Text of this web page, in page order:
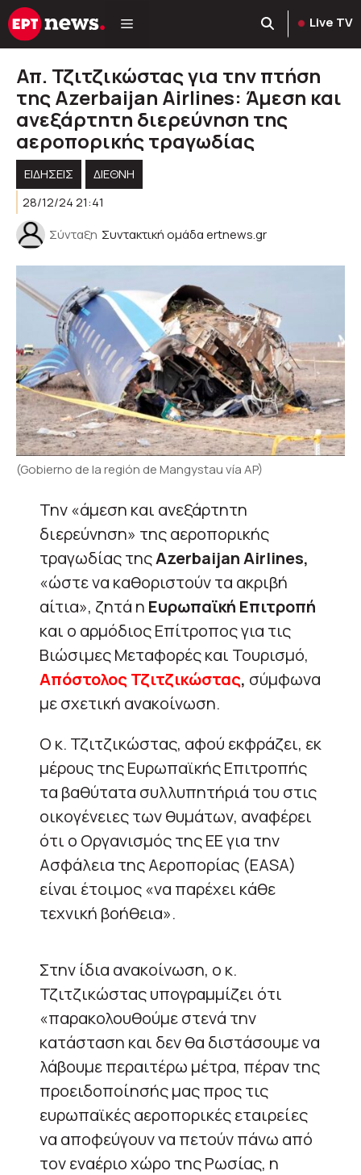
Μετάβαση
σε
Live TV
Απ. Τζιτζικώστας για την πτήση
της Azerbaijan Airlines: Άμεση και
ανεξάρτητη διερεύνηση της
αεροπορικής τραγωδίας
ΕΙΔΗΣΕΙΣ
ΔΙΕΘΝΗ
28/12/24 21:41
Σύνταξη Συντακτική ομάδα ertnews.gr
(Gobierno de la región de Mangystau vía AP)
Την «άμεση και ανεξάρτητη
διερεύνηση» της αεροπορικής
τραγωδίας τηςAzerbaijan Airlines,
«ώστε να καθοριστούν τα ακριβή
αίτια», ζητά η Ευρωπαϊκή Επιτροπή
και ο αρμόδιος Επίτροπος για τις
Βιώσιμες Μεταφορές και Τουρισμό,
Απόστολος Τζιτζικώστας, σύμφωνα
με σχετική ανακοίνωση.
Ο κ. Τζιτζικώστας, αφού εκφράζει, εκ
μέρους της Ευρωπαϊκής Επιτροπής
τα βαθύτατα συλλυπητήριά του στις
οικογένειες των θυμάτων, αναφέρει
ότι ο Οργανισμός της ΕΕ για την
Ασφάλεια της Αεροπορίας (EASA)
είναι έτοιμος «να παρέχει κάθε
τεχνική βοήθεια».
Στην ίδια ανακοίνωση, ο κ.
Τζιτζικώστας υπογραμμίζει ότι
«παρακολουθούμε στενά την
κατάσταση και δεν θα διστάσουμε να
λάβουμε περαιτέρω μέτρα, πέραν της
προειδοποίησής μας προς τις
ευρωπαϊκές αεροπορικές εταιρείες
να αποφεύγουν να πετούν πάνω από
τον εναέριο χώρο της Ρωσίας, η